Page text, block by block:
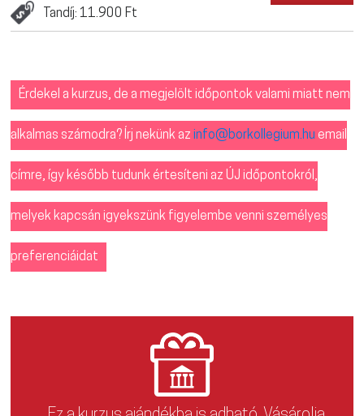
Tandíj: 11.900 Ft
Érdekel a kurzus, de a megjelölt időpontok valami miatt nem
alkalmas számodra? Írj nekünk azinfo@borkollegium.hu email
címre, így később tudunk értesíteni az ÚJ időpontokról,
melyek kapcsán igyekszünk figyelembe venni személyes
preferenciáidat